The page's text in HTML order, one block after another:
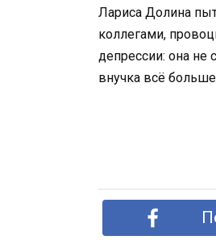
Лариса Долина
коллегами,
депрессии: она не
внучка всё